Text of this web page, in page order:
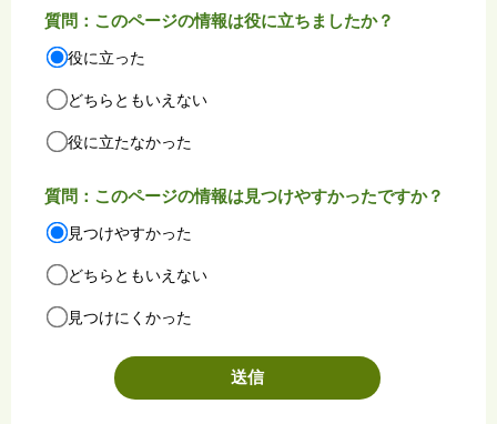
質問：このページの情報は役に立ちましたか？
役に立った
どちらともいえない
役に立たなかった
質問：このページの情報は見つけやすかったですか？
見つけやすかった
どちらともいえない
見つけにくかった